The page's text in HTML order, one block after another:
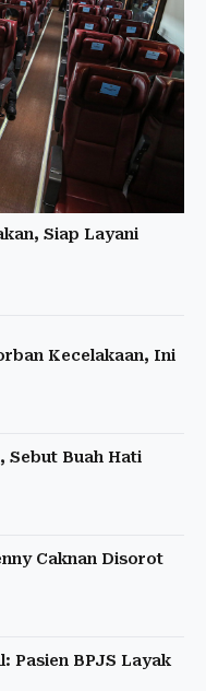
Siap Layani
Kecelakaan, Ini
Sebut Buah Hati
Caknan Disorot
Pasien BPJS Layak